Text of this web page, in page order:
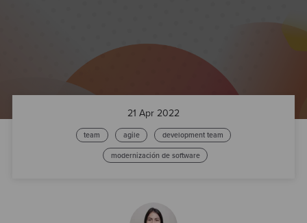
Únete al equipo
21 Apr 2022
team agile development team
modernización de software